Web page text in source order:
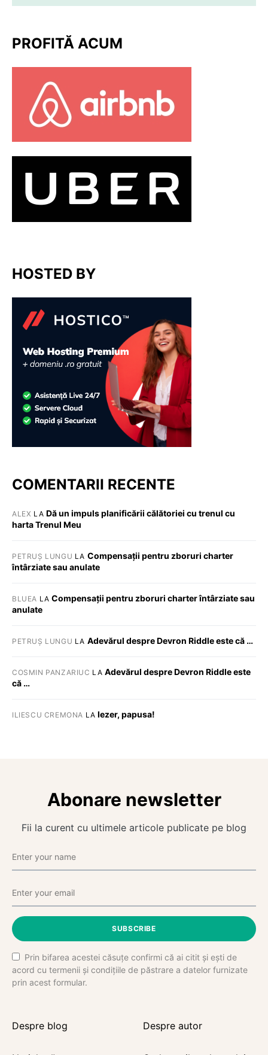
PROFITĂ ACUM
HOSTED BY
COMENTARII RECENTE
ALEX LA Dă un impuls planificării călătoriei cu trenul cu
harta Trenul Meu
PETRUȘ LUNGU LA Compensații pentru zboruri charter
întârziate sau anulate
BLUEA LACompensații pentru zboruri charter întârziate sau
anulate
PETRUȘ LUNGU LA Adevărul despre Devron Riddle este că …
COSMIN PANZARIUC LA Adevărul despre Devron Riddle este
că …
ILIESCU CREMONA LA Iezer, papusa!
Abonare newsletter
Fii la curent cu ultimele articole publicate pe blog
SUBSCRIBE
Prin bifarea acestei căsuțe confirmi că ai citit și ești de
acord cu termenii și condițiile de păstrare a datelor furnizate
prin acest formular.
Despre blog Despre autor